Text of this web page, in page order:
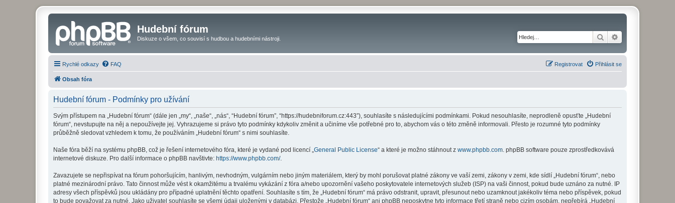
Hudební fórum
Diskuze o všem, co souvisí s hudbou a hudebními nástroji. Hledat
Rychlé odkazy FAQ Přihlásit se
Registrovat
Obsah fóra
Hudební fórum - Podmínky pro užívání
Svým přístupem na „Hudební fórum“ (dále jen „my“, „naše“, „nás“, “Hudební fórum”, “https://hudebniforum.cz:443”), souhlasíte s následujícími podmínkami. Pokud nesouhlasíte, neprodleně opusťte „Hudební
fórum“, nevstupujte na něj a nepoužívejte jej. Vyhrazujeme si právo tyto podmínky kdykoliv změnit a učiníme vše potřebné pro to, abychom vás o této změně informovali. Přesto je rozumné tyto podmínky
průběžně sledovat vzhledem k tomu, že používáním „Hudební fórum“ s nimi souhlasíte.
Naše fóra běží na systému phpBB, což je řešení internetového fóra, které je vydané pod licencí „ General Public License“ a které je možno stáhnout z www.phpbb.com . phpBB software pouze zprostředkovává
internetové diskuze. Pro další informace o phpBB navštivte: https://www.phpbb.com/.
Zavazujete se nepřispívat na fórum pohoršujícím, hanlivým, nevhodným, vulgárním nebo jiným materiálem, který by mohl porušovat platné zákony ve vaší zemi, zákony v zemi, kde sídlí „Hudební fórum“, nebo
platné mezinárodní právo. Tato činnost může vést k okamžitému a trvalému vykázání z fóra a/nebo upozornění vašeho poskytovatele internetových služeb (ISP) na vaši činnost, pokud bude uznáno za nutné. IP
adresy všech příspěvků jsou ukládány pro případné uplatnění těchto opatření. Souhlasíte s tím, že „Hudební fórum“ má právo odstranit, upravit, přesunout nebo uzamknout jakékoliv téma nebo příspěvek, pokud
to bude považovat za nutné. Jako uživatel souhlasíte se všemi údaji uloženými v databázi. Přestože „Hudební fórum“ ani phpBB neposkytne tyto informace třetí straně nebo cizím osobám, nepřebírá „Hudební